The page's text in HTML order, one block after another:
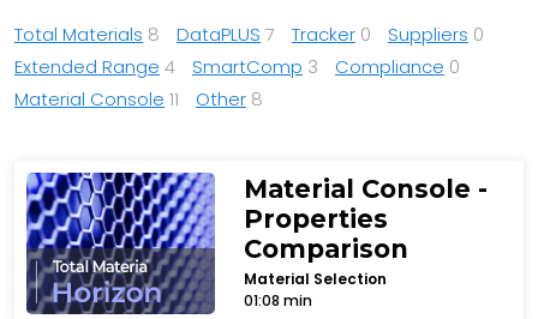
Total Materials 8 DataPLUS 7 Tracker 0 Suppliers 0
Extended Range 4 SmartComp 3 Compliance 0
Material Console 11 Other 8
Material Console -
Properties
Comparison
Material Selection
01:08 min